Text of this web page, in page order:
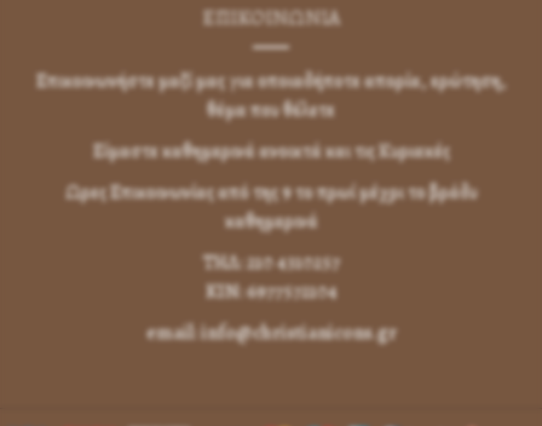
ΕΠΙΚΟΙΝΩΝΊΑ
Επικοινωνήστε μαζί μας για οποιαδήποτε απορία, ερώτηση,
θέμα που θέλετε
Είμαστε καθημερινά ανοικτά και τις Κυριακές
Ωρες Επικοινωνίας από της 9 το πρωί μέχρι το βράδυ
καθημερινά
ΤΗΛ: 210 4310257
KIN: 6977572104
email: info@christianicons.gr